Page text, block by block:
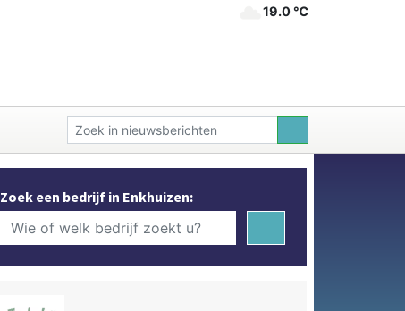
19.0 ℃
Zoek een bedrijf in Enkhuizen: